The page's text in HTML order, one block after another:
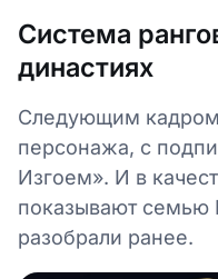
Система
династиях
Следующим
персонажа, с
Изгоем». И в
показывают семью
разобрали ранее.